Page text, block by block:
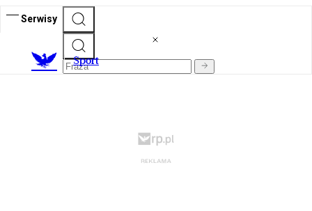
Serwisy
Sport